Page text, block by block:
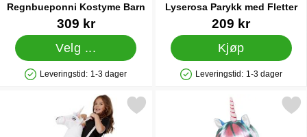
Regnbueponni Kostyme Barn
Varenummer 88239
309 kr
Velg ...
Produkttilgjengelighet: På lager
Leveringstid: 1-3 dager
Lyserosa Parykk med Fletter
Varenummer 88723
209 kr
Kjøp
Produkttilgjengelighet: På lager
Leveringstid: 1-3 dager
Merk ridende Enhjørning Kostyme Barn som favoritt
Merk daydream